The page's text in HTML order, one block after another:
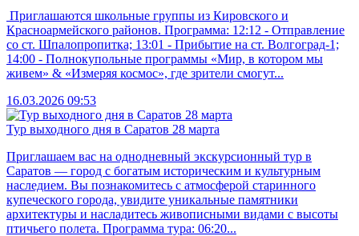
Приглашаются школьные группы из Кировского и
Красноармейского районов. Программа: 12:12 - Отправление
со ст. Шпалопропитка; 13:01 - Прибытие на ст. Волгоград-1;
14:00 - Полнокупольные программы «Мир, в котором мы
живем» & «Измеряя космос», где зрители смогут...
16.03.2026 09:53
Тур выходного дня в Саратов 28 марта
Приглашаем вас на однодневный экскурсионный тур в
Саратов — город с богатым историческим и культурным
наследием. Вы познакомитесь с атмосферой старинного
купеческого города, увидите уникальные памятники
архитектуры и насладитесь живописными видами с высоты
птичьего полета. Программа тура: 06:20...